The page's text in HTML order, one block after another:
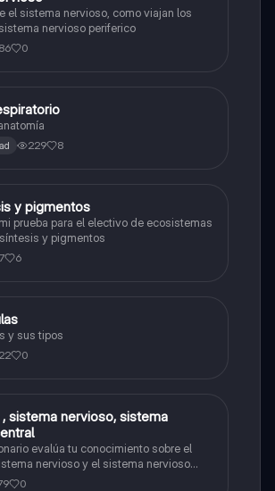
el sistema nervioso, como viajan los
nervioso periferico
0
229 8
y pigmentos
prueba para el electivo de ecosistemas
y pigmentos
6
y sus tipos
0
sistema nervioso, sistema
evalúa tu conocimiento sobre el
nervioso y el sistema nervioso
0